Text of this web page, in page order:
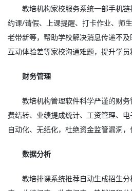
教培机构家校服务系统一部手机
约课/请假、上课提醒、打卡作业、师
老带新等，帮助学校解决消息传递不
互动体验差等家校沟通难题，提升学员
财务管理
教培机构管理软件科学严谨的财
费结转、业绩提成统计、工资管理、
自动化、无纸化，杜绝资金监管漏洞，
数据分析
教培排课系统推荐自动生成招生